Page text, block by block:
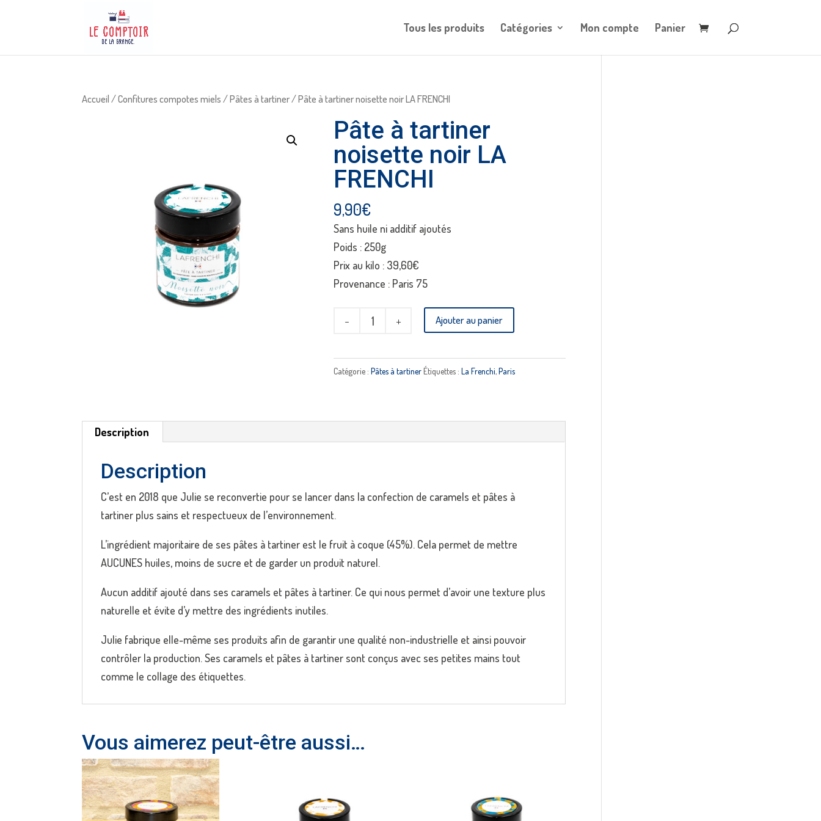
Tous les produits Catégories Mon compte Panier
Accueil/Confitures compotes miels/Pâtes à tartiner/ Pâte à tartiner noisette noir LA FRENCHI
Pâte à tartiner
noisette noir LA
FRENCHI
9,90€
Sans huile ni additif ajoutés
Poids : 250g
Prix au kilo : 39,60€
Provenance : Paris 75
quantité
à
LA
Ajouter au panier
Catégorie :Pâtes à tartinerÉtiquettes :La Frenchi,Paris
Description
Description
C’est en 2018 que Julie se reconvertie pour se lancer dans la confection de caramels et pâtes à
tartiner plus sains et respectueux de l’environnement.
L’ingrédient majoritaire de ses pâtes à tartiner est le fruit à coque (45%). Cela permet de mettre
AUCUNES huiles, moins de sucre et de garder un produit naturel.
Aucun additif ajouté dans ses caramels et pâtes à tartiner. Ce qui nous permet d’avoir une texture plus
naturelle et évite d’y mettre des ingrédients inutiles.
Julie fabrique elle-même ses produits afin de garantir une qualité non-industrielle et ainsi pouvoir
contrôler la production. Ses caramels et pâtes à tartiner sont conçus avec ses petites mains tout
comme le collage des étiquettes.
Vous aimerez peut-être aussi…